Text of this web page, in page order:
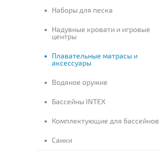
Наборы для песка
Надувные кровати и игровые
центры
Плавательные матрасы и
аксессуары
Водяное оружие
Бассейны INTEX
Комплектующие для бассейнов
Санки